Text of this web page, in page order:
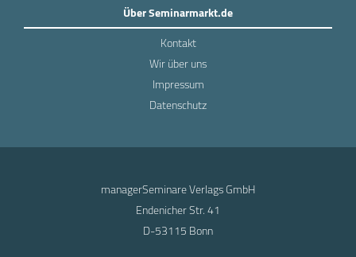
Über Seminarmarkt.de
Kontakt
Wir über uns
Impressum
Datenschutz
managerSeminare Verlags GmbH
Endenicher Str. 41
D-53115 Bonn